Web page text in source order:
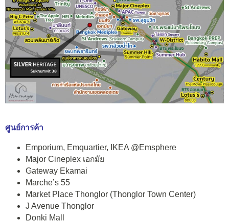
ศูนย์การค้า
Emporium, Emquartier, IKEA @Emsphere
Major Cineplex เอกมัย
Gateway Ekamai
Marche’s 55
Market Place Thonglor (Thonglor Town Center)
J Avenue Thonglor
Donki Mall